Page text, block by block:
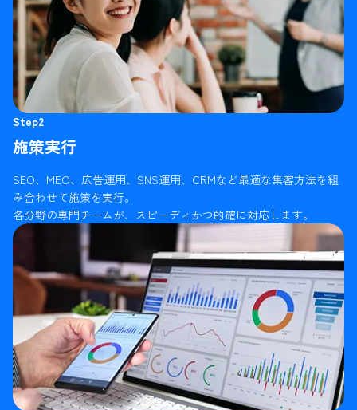
Step2
施策実行
SEO、MEO、広告運用、SNS運用、CRMなど最適な集客方法を組
み合わせて施策を実行。
各分野の専門チームが、スピーディかつ的確に対応します。